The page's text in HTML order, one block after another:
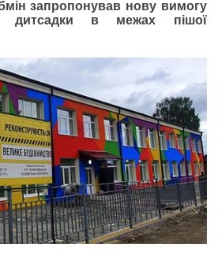
запропонував нову вимогу
дитсадки в межах пішої